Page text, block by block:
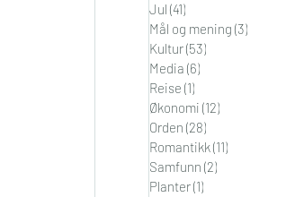
Jul (41)
Mål og mening (3)
Kultur(53)
Media (6)
Reise (1)
Økonomi (12)
Orden (28)
Romantikk(11)
Samfunn (2)
Planter(1)